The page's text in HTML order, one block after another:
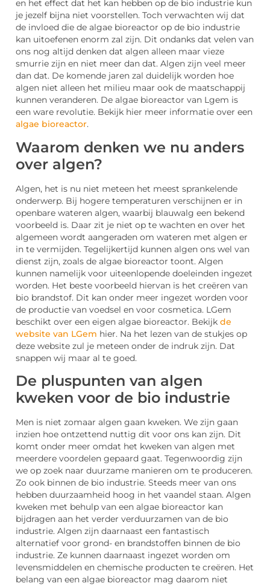
en het effect dat het kan hebben op de bio industrie kun
je jezelf bijna niet voorstellen. Toch verwachten wij dat
de invloed die de algae bioreactor op de bio industrie
kan uitoefenen enorm zal zijn. Dit ondanks dat velen van
ons nog altijd denken dat algen alleen maar vieze
smurrie zijn en niet meer dan dat. Algen zijn veel meer
dan dat. De komende jaren zal duidelijk worden hoe
algen niet alleen het milieu maar ook de maatschappij
kunnen veranderen. De algae bioreactor van Lgem is
een ware revolutie. Bekijk hier meer informatie over een
algae bioreactor.
Waarom denken we nu anders
over algen?
Algen, het is nu niet meteen het meest sprankelende
onderwerp. Bij hogere temperaturen verschijnen er in
openbare wateren algen, waarbij blauwalg een bekend
voorbeeld is. Daar zit je niet op te wachten en over het
algemeen wordt aangeraden om wateren met algen er
in te vermijden. Tegelijkertijd kunnen algen ons wel van
dienst zijn, zoals de algae bioreactor toont. Algen
kunnen namelijk voor uiteenlopende doeleinden ingezet
worden. Het beste voorbeeld hiervan is het creëren van
bio brandstof. Dit kan onder meer ingezet worden voor
de productie van voedsel en voor cosmetica. LGem
beschikt over een eigen algae bioreactor. Bekijk de
website van LGem hier. Na het lezen van de stukjes op
deze website zul je meteen onder de indruk zijn. Dat
snappen wij maar al te goed.
De pluspunten van algen
kweken voor de bio industrie
Men is niet zomaar algen gaan kweken. We zijn gaan
inzien hoe ontzettend nuttig dit voor ons kan zijn. Dit
komt onder meer omdat het kweken van algen met
meerdere voordelen gepaard gaat. Tegenwoordig zijn
we op zoek naar duurzame manieren om te produceren.
Zo ook binnen de bio industrie. Steeds meer van ons
hebben duurzaamheid hoog in het vaandel staan. Algen
kweken met behulp van een algae bioreactor kan
bijdragen aan het verder verduurzamen van de bio
industrie. Algen zijn daarnaast een fantastisch
alternatief voor grond- en brandstoffen binnen de bio
industrie. Ze kunnen daarnaast ingezet worden om
levensmiddelen en chemische producten te creëren. Het
belang van een algae bioreactor mag daarom niet